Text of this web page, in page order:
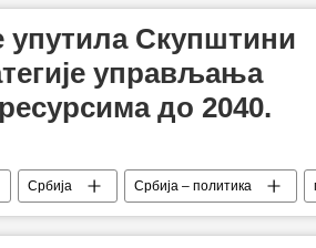
упутила Скупштини
управљања
до 2040.
Србија Србија – политика